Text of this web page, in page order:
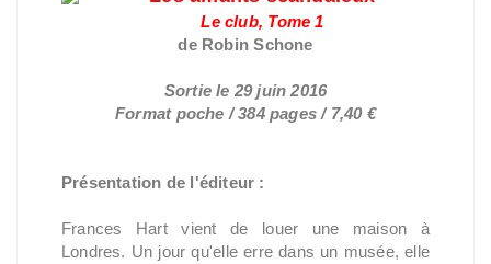
Le club, Tome 1
de Robin Schone
Sortie le 29 juin 2016
Format poche / 384 pages / 7,40 €
Présentation de l'éditeur :
Frances Hart vient de louer une maison à
Londres. Un jour qu'elle erre dans un musée, elle